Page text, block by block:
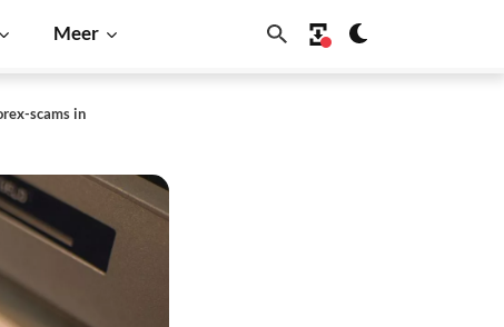
Meer
scams in